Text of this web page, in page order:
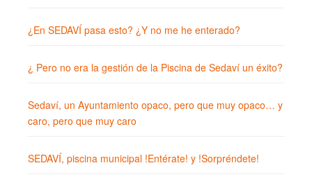
¿En SEDAVÍ pasa esto? ¿Y no me he enterado?
¿ Pero no era la gestión de la Piscina de Sedaví un éxito?
Sedaví, un Ayuntamiento opaco, pero que muy opaco… y
caro, pero que muy caro
SEDAVÍ, piscina municipal !Entérate! y !Sorpréndete!